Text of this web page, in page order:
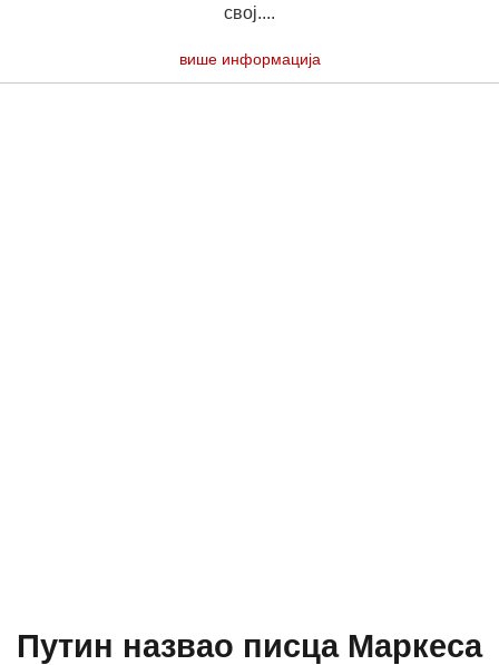
свој....
више информација
Путин назвао писца Маркеса